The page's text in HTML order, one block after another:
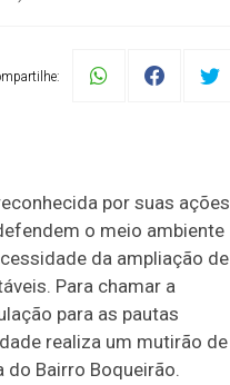
por suas ações
o meio ambiente
da ampliação de
Para chamar a
para as pautas
realiza um mutirão de
do Bairro Boqueirão.